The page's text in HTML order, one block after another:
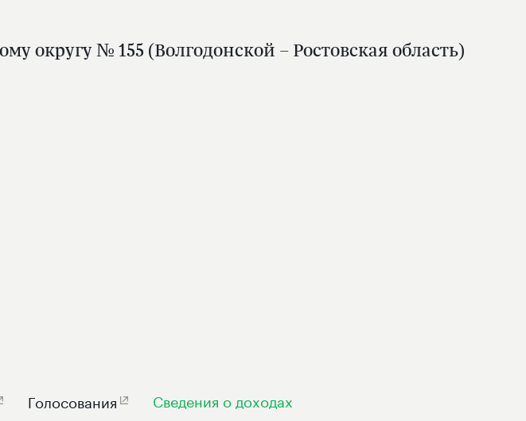
округу № 155 (Волгодонской – Ростовская область)
Голосования Сведения о доходах